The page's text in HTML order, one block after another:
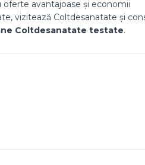
oferte avantajoase și economii
vizitează Coltdesanatate și
Coltdesanatate testate.